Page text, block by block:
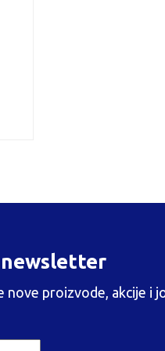
newsletter
nove proizvode, akcije i